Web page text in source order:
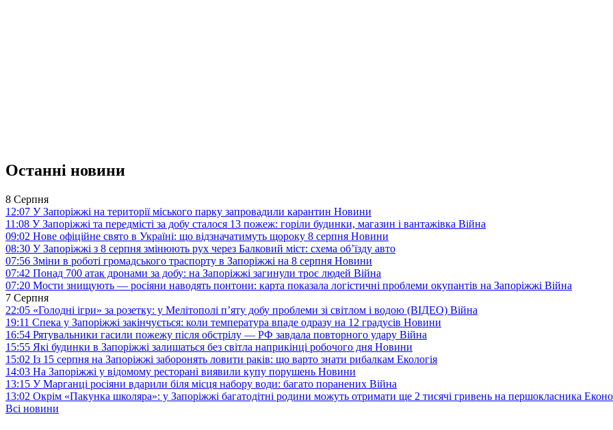
Останні новини
8 Серпня
12:07 У Запоріжжі на території міського парку запровадили карантин Новини
11:08 У Запоріжжі та передмісті за добу сталося 13 пожеж: горіли будинки, магазин і вантажівка Війна
09:02 Нове офіційне свято в Україні: що відзначатимуть щороку 8 серпня Новини
08:30 У Запоріжжі з 8 серпня змінюють рух через Балковий міст: схема об’їзду авто
07:56 Зміни в роботі громадського траспорту в Запоріжжі на 8 серпня Новини
07:42 Понад 700 атак дронами за добу: на Запоріжжі загинули троє людей Війна
07:20 Мости знищують — росіяни наводять понтони: карта показала логістичні проблеми окупантів на Запоріжжі Війна
7 Серпня
22:05 «Голодні ігри» за розетку: у Мелітополі п’яту добу проблеми зі світлом і водою (ВІДЕО) Війна
19:11 Спека у Запоріжжі закінчується: коли температура впаде одразу на 12 градусів Новини
16:54 Рятувальники гасили пожежу після обстрілу — РФ завдала повторного удару Війна
15:55 Які будинки в Запоріжжі залишаться без світла наприкінці робочого дня Новини
15:02 Із 15 серпня на Запоріжжі заборонять ловити раків: що варто знати рибалкам Екологія
14:03 На Запоріжжі у відомому ресторані виявили купу порушень Новини
13:15 У Марганці росіяни вдарили біля місця набору води: багато поранених Війна
13:02 Окрім «Пакунка школяра»: у Запоріжжі багатодітні родини можуть отримати ще 2 тисячі гривень на першокласника
Всі новини